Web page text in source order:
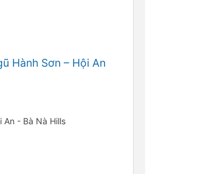
Hành Sơn – Hội An
An - Bà Nà Hills